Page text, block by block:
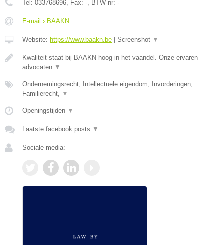
Tel: 033768696 , Fax: - , BTW-nr: -
E-mail › BAAKN
Website: https://www.baakn.be Screenshot ▼
Kwaliteit staat bij BAAKN hoog in het vaandel. Onze ervaren
advocaten ▼
Ondernemingsrecht, Intellectuele eigendom, Invorderingen,
Familierecht,
▼
Openingstijden ▼
Laatste facebook posts ▼
Sociale media: